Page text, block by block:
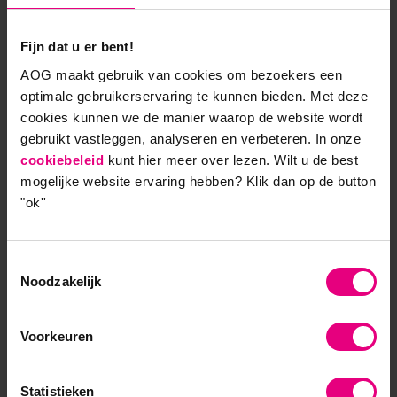
Fijn dat u er bent!
AOG maakt gebruik van cookies om bezoekers een
optimale gebruikerservaring te kunnen bieden. Met deze
cookies kunnen we de manier waarop de website wordt
gebruikt vastleggen, analyseren en verbeteren. In onze
cookiebeleid kunt hier meer over lezen. Wilt u de best
mogelijke website ervaring hebben? Klik dan op de button
"ok''
Noodzakelijk
Voorkeuren
Statistieken
Niet alleen de lijnmanager weet niet meer waar HR
de steek gelaten. Een directe vraag van een
medewerker aan HR wordt afgedaan met ‘dat moet
je aan je lijnmanager vragen’. Lukt dat verwijzen
niet, dan wordt naar het shared service center
verwezen. Steeds meer verwarring.
Het laatste wat we willen is dat de lijn HR haat
wat aan het kwijt raken. Daarom moet HR zijn
klanten weer omarmen en uitgaan van de wensen
en verlangens over en weer. Dus de boodschap
lijn en HR weer grote vrienden worden omdat we
met mensen toegevoegde waarde kunnen leveren.